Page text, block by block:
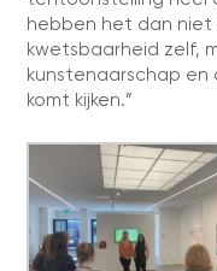
hebben het dan niet
kwetsbaarheid zelf,
kunstenaarschap
komt kijken.”